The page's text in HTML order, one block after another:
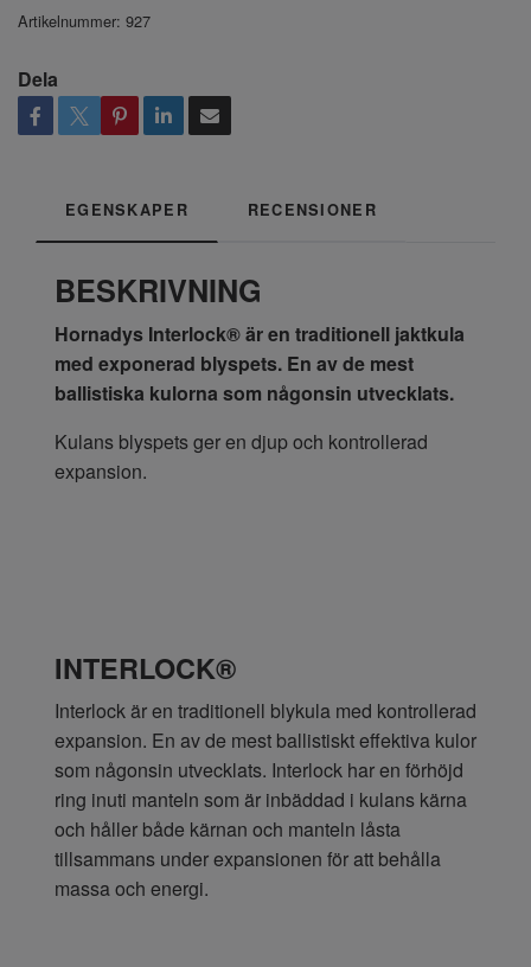
Artikelnummer: 927
Dela
EGENSKAPER RECENSIONER
BESKRIVNING
Hornadys Interlock®är en traditionell jaktkula
med exponerad blyspets. En av de mest
ballistiska kulorna som någonsin utvecklats.
Kulans blyspets ger en djup och kontrollerad
expansion.
INTERLOCK®
Interlock är en traditionell blykula med kontrollerad
expansion. En av de mest ballistiskt effektiva kulor
som någonsin utvecklats. Interlock har en förhöjd
ring inuti manteln som är inbäddad i kulans kärna
och håller både kärnan och manteln låsta
tillsammans under expansionen för att behålla
massa och energi.